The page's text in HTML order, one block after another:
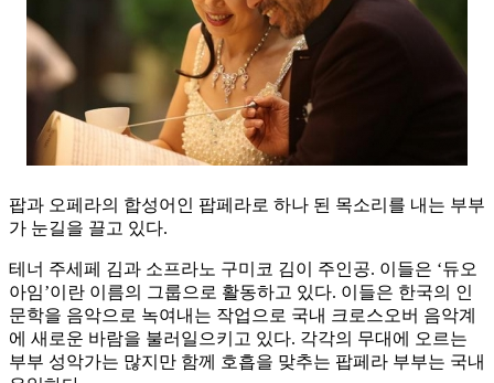
팝과 오페라의 합성어인 팝페라로 하나 된 목소리를 내는 부부
가 눈길을 끌고 있다.
테너 주세페 김과 소프라노 구미코 김이 주인공. 이들은 ‘듀오
아임’이란 이름의 그룹으로 활동하고 있다. 이들은 한국의 인
문학을 음악으로 녹여내는 작업으로 국내 크로스오버 음악계
에 새로운 바람을 불러일으키고 있다. 각각의 무대에 오르는
부부 성악가는 많지만 함께 호흡을 맞추는 팝페라 부부는 국내